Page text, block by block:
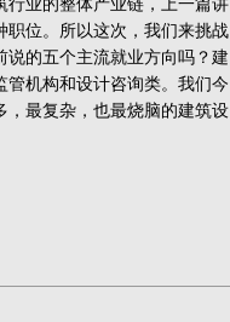
职位。所以这次，我们来挑战
的五个主流就业方向吗？建
机构和设计咨询类。我们今
，最复杂，也最烧脑的建筑设